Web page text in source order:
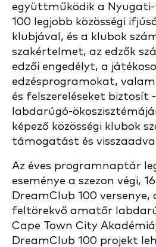
együttműködik a
100 legjobb közösségi
klubjával, és a klubok
szakértelmet, az edzők
edzői engedélyt, a
edzésprogramokat,
és felszereléseket biztosít
labdarúgó-
képező közösségi klubok
támogatást és visszaadva
Az éves programnaptár
eseménye a szezon végi,
DreamClub 100 versenye,
feltörekvő amatőr
Cape Town City
DreamClub 100 projekt